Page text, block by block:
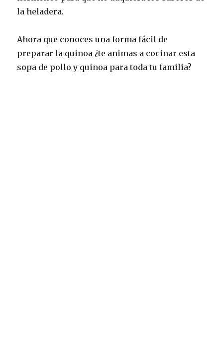
la heladera.
Ahora que conoces una forma fácil de
preparar la quinoa ¿te animas a cocinar esta
sopa de pollo y quinoa para toda tu familia?